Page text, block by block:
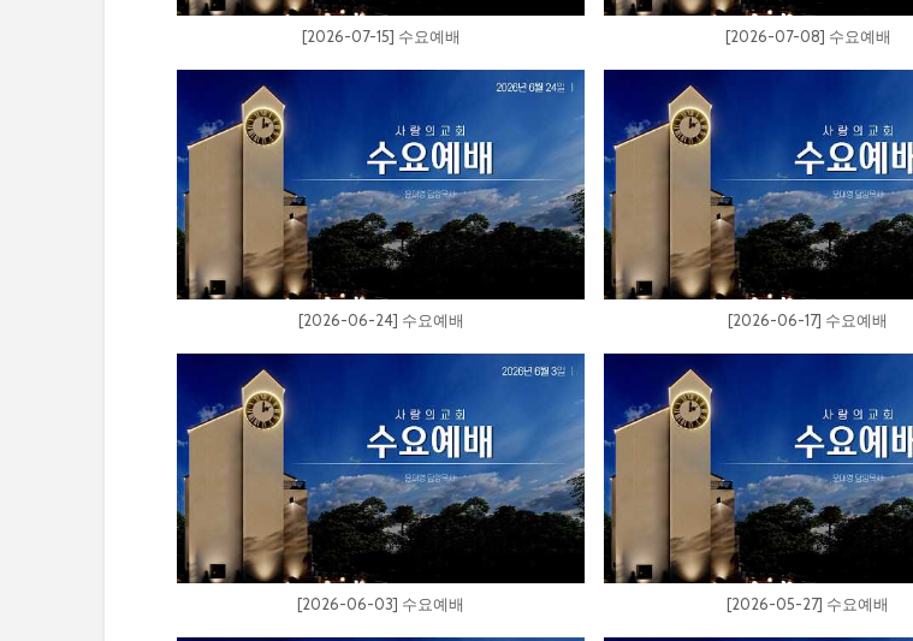
[2026-07-15] 수요예배 [2026-07-08] 수요예배
[2026-06-24] 수요예배 [2026-06-17] 수요예배
[2026-06-03] 수요예배 [2026-05-27] 수요예배